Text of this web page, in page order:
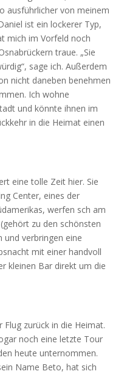
ausführlicher von meinem
ist ein lockerer Typ,
mich im Vorfeld noch
traue. „Sie
sage ich. Außerdem
nicht daneben benehmen
Ich wohne
und könnte ihnen im
in die Heimat einen
eine tolle Zeit hier. Sie
Center, eines der
werfen sch am
zu den schönsten
und verbringen eine
mit einer handvoll
kleinen Bar direkt um die
zurück in die Heimat.
noch eine letzte Tour
heute unternommen.
Name Beto, hat sich